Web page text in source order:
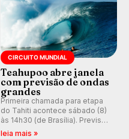
CIRCUITO MUNDIAL
Teahupoo abre janela
com previsão de ondas
grandes
Primeira chamada para etapa
do Tahiti acontece sábado (8)
às 14h30 (de Brasília). Previsão
indica swell consistente.
leia mais »